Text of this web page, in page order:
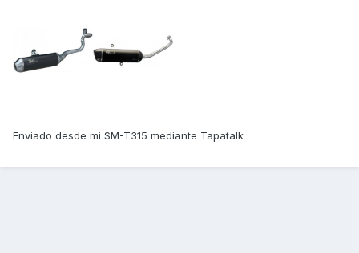
Enviado desde mi SM-T315 mediante Tapatalk